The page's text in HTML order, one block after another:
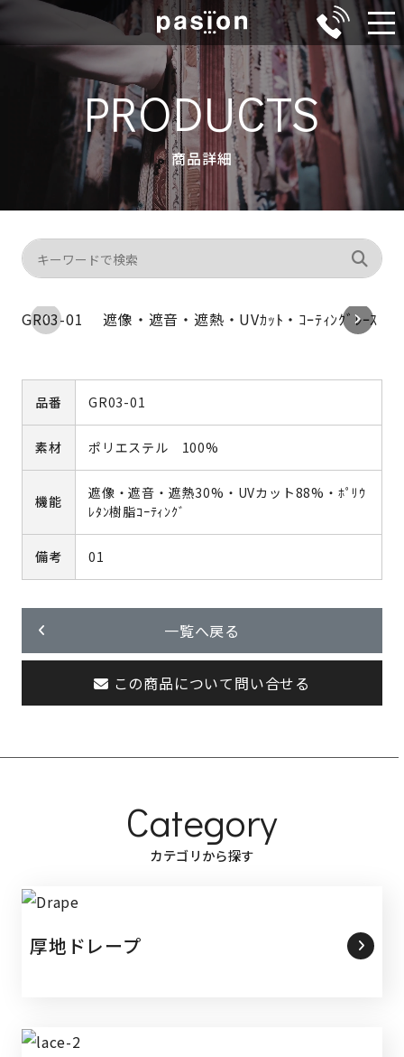
PRODUCTS
商品詳細
GR03-01 遮像・遮音・遮熱・UVｶｯﾄ・ｺｰﾃｨﾝｸﾞﾚｰｽ
品番 GR03-01
素材 ポリエステル 100%
機能
遮像・遮音・遮熱30%・UVカット88%・ﾎﾟﾘｳ
ﾚﾀﾝ樹脂ｺｰﾃｨﾝｸﾞ
備考 01
一覧へ戻る
この商品について問い合せる
Category
カテゴリから探す
厚地ドレープ
メ
ニ
ュ
ー